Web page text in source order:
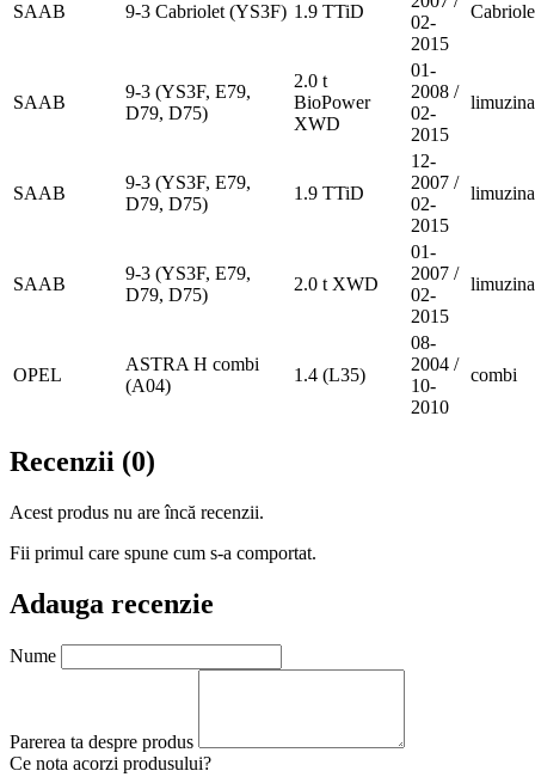
SAAB 9-3 Cabriolet (YS3F) 1.9 TTiD
02-
2015
SAAB
9-3 (YS3F, E79,
D79, D75)
2.0 t
BioPower
XWD
01-
2008 /
02-
2015
limuzina
SAAB
9-3 (YS3F, E79,
D79, D75)
1.9 TTiD
12-
2007 /
02-
2015
limuzina
SAAB
9-3 (YS3F, E79,
D79, D75)
2.0 t XWD
01-
2007 /
02-
2015
limuzina
OPEL
ASTRA H combi
(A04)
1.4 (L35)
08-
2004 /
10-
2010
combi
Recenzii (0)
Acest produs nu are încă recenzii.
Fii primul care spune cum s-a comportat.
Adauga recenzie
Nume
Parerea ta despre produs
Ce nota acorzi produsului?